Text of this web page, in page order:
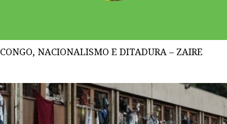
CONGO, NACIONALISMO E DITADURA – ZAIRE